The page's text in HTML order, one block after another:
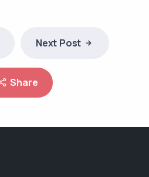
Next Post
Share